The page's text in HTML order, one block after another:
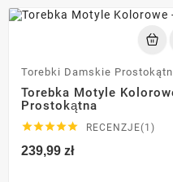
Torebki Damskie
Torebka Motyle
Prostokątna
 RECENZJE(1)
239,99 zł